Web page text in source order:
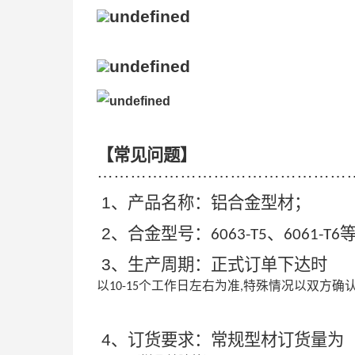
【常见问题】
1、产品名称：铝合金型材；
2、合金型号： 6063-T5、 6061-T6
3、生产周期：正式订单下达时
以10-15个工作日左右为准,特殊情况以双方确
4、订货要求：常规型材订货量为